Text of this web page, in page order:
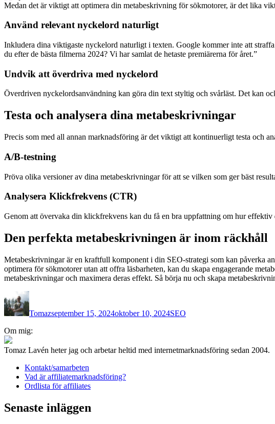
Medan det är viktigt att optimera din metabeskrivning för sökmotorer, är det lika
Använd relevant nyckelord naturligt
Inkludera dina viktigaste nyckelord naturligt i texten. Google kommer inte att
du efter de bästa filmerna 2024? Vi har samlat de hetaste premiärerna för året.”
Undvik att överdriva med nyckelord
Överdriven nyckelordsanvändning kan göra din text styltig och svårläst. Det kan
Testa och analysera dina metabeskrivningar
Precis som med all annan marknadsföring är det viktigt att kontinuerligt testa och
A/B-testning
Pröva olika versioner av dina metabeskrivningar för att se vilken som ger bäst
Analysera Klickfrekvens (CTR)
Genom att övervaka din klickfrekvens kan du få en bra uppfattning om hur
Den perfekta metabeskrivningen är inom räckhåll
Metabeskrivningar är en kraftfull komponent i din SEO-strategi som kan påverka
optimera för sökmotorer utan att offra läsbarheten, kan du skapa engagerande
metabeskrivningar och maximera deras effekt. Så börja nu och skapa
Författare
Tomazseptember 15, 2024oktober 10, 2024SEO
Om mig:
Tomaz Lavén heter jag och arbetar heltid med internetmarknadsföring sedan 2004.
Kontakt/samarbeten
Vad är affiliatemarknadsföring?
Ordlista för affiliates
Senaste inläggen